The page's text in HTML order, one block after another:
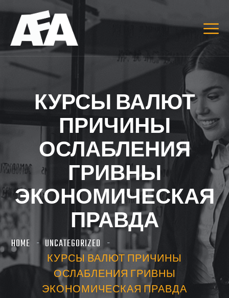
КУРСЫ ВАЛЮТ
ПРИЧИНЫ
ОСЛАБЛЕНИЯ
ГРИВНЫ
ЭКОНОМИЧЕСКАЯ
ПРАВДА
HOME
UNCATEGORIZED
КУРСЫ ВАЛЮТ ПРИЧИНЫ
ОСЛАБЛЕНИЯ ГРИВНЫ
ЭКОНОМИЧЕСКАЯ ПРАВДА